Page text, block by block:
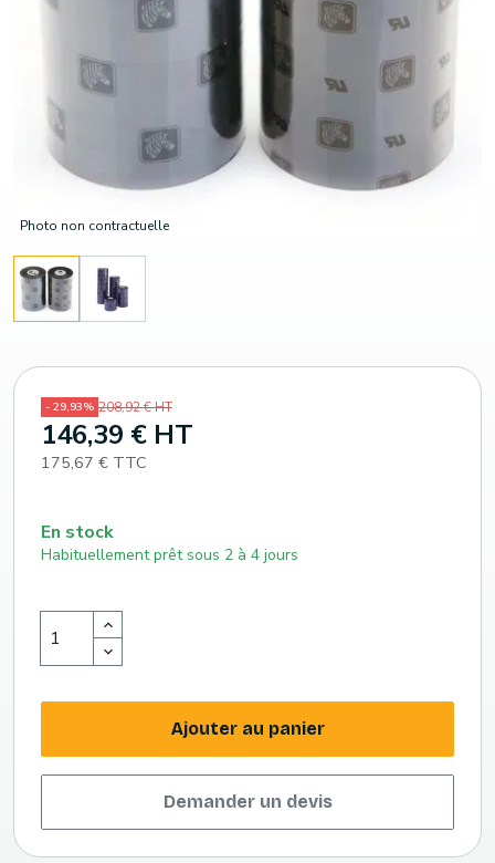
Photo non contractuelle
- 29,93% 208,92 € HT
146,39 € HT
175,67 € TTC
En stock
Habituellement prêt sous 2 à 4 jours
Ajouter au panier
Demander un devis